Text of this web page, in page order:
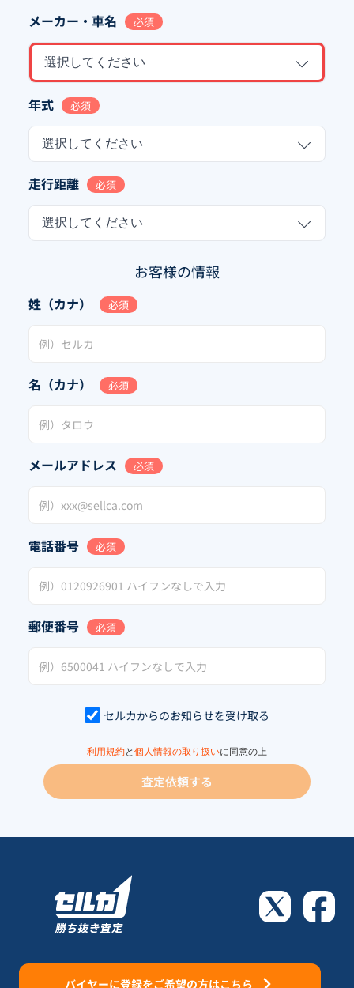
メーカー・車名 必須
選択してください
年式 必須
選択してください
走行距離 必須
選択してください
お客様の情報
姓（カナ） 必須
名（カナ） 必須
メールアドレス 必須
電話番号 必須
郵便番号 必須
セルカからのお知らせを受け取る
利用規約と 個人情報の取り扱いに同意の上
査定依頼する
バイヤーに登録をご希望の方はこちら